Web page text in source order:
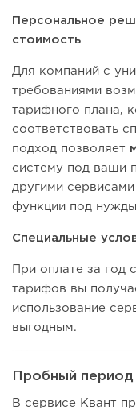
Персональное
стоимость
Для компаний с
требованиями
тарифного плана,
соответствовать
подход позволяет
систему под ваши
другими
функции под
Специальные
При оплате за год
тарифов вы
использование
выгодным.
Пробный период
В сервисе Квант